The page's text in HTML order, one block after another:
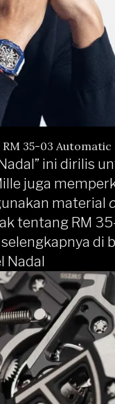
35-03 Automatic
ini dirilis
juga
material
tentang RM
di
Nadal